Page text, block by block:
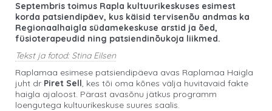
Septembris toimus Rapla kultuurikeskuses esimest
korda patsiendipäev, kus käisid tervisenõu andmas ka
Regionaalhaigla südamekeskuse arstid ja õed,
füsioterapeudid ning patsiendinõukoja liikmed.
Tekst ja fotod: Stina Eilsen
Raplamaa esimese patsiendipäeva avas Raplamaa Haigla
juht dr Piret Sell, kes tõi oma kõnes välja huvitavaid fakte
haigla ajaloost. Pärast avasõnu jätkus programm
loengutega kultuurikeskuse suures saalis.